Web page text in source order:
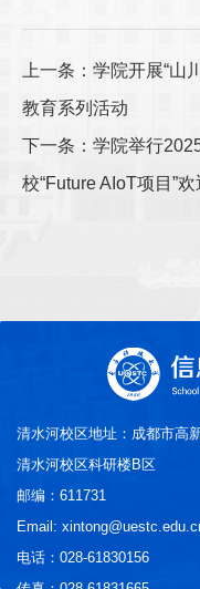
上一条：学院开展“山
教育系列活动
下一条：学院举行
校“Future AIoT项目”
清水河校区地址：成都市高
清水河校区科研楼B区
邮编：611731
Email:
电话：028-61830156